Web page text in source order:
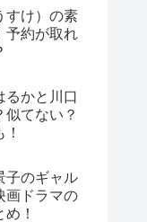
すけ）の素
予約が取れ
るかと川口
似てない？
子のギャル
画ドラマの
！